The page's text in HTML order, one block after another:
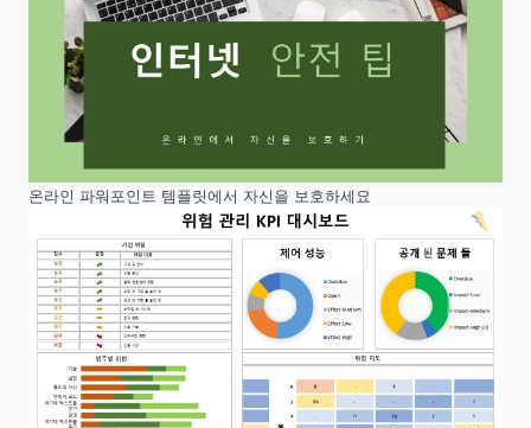
온라인 파워포인트 템플릿에서 자신을 보호하세요